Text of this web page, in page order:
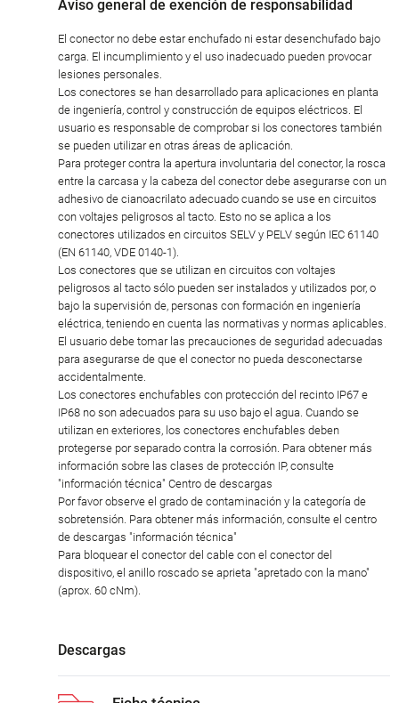
Aviso general de exención de responsabilidad
El conector no debe estar enchufado ni estar desenchufado bajo
carga. El incumplimiento y el uso inadecuado pueden provocar
lesiones personales.
Los conectores se han desarrollado para aplicaciones en planta
de ingeniería, control y construcción de equipos eléctricos. El
usuario es responsable de comprobar si los conectores también
se pueden utilizar en otras áreas de aplicación.
Para proteger contra la apertura involuntaria del conector, la rosca
entre la carcasa y la cabeza del conector debe asegurarse con un
adhesivo de cianoacrilato adecuado cuando se use en circuitos
con voltajes peligrosos al tacto. Esto no se aplica a los
conectores utilizados en circuitos SELV y PELV según IEC 61140
(EN 61140, VDE 0140-1).
Los conectores que se utilizan en circuitos con voltajes
peligrosos al tacto sólo pueden ser instalados y utilizados por, o
bajo la supervisión de, personas con formación en ingeniería
eléctrica, teniendo en cuenta las normativas y normas aplicables.
El usuario debe tomar las precauciones de seguridad adecuadas
para asegurarse de que el conector no pueda desconectarse
accidentalmente.
Los conectores enchufables con protección del recinto IP67 e
IP68 no son adecuados para su uso bajo el agua. Cuando se
utilizan en exteriores, los conectores enchufables deben
protegerse por separado contra la corrosión. Para obtener más
información sobre las clases de protección IP, consulte
"información técnica" Centro de descargas
Por favor observe el grado de contaminación y la categoría de
sobretensión. Para obtener más información, consulte el centro
de descargas "información técnica"
Para bloquear el conector del cable con el conector del
dispositivo, el anillo roscado se aprieta "apretado con la mano"
(aprox. 60 cNm).
Descargas